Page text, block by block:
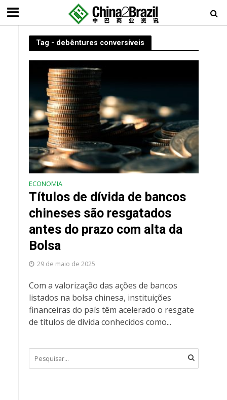
Tag - debêntures conversíveis
ECONOMIA
Títulos de dívida de bancos
chineses são resgatados
antes do prazo com alta da
Bolsa
29 de maio de 2025
Com a valorização das ações de bancos
listados na bolsa chinesa, instituições
financeiras do país têm acelerado o resgate
de títulos de dívida conhecidos como...